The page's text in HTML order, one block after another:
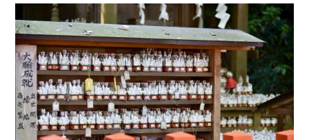
厄運的「茅之輪」和因為根系發達有利於結識姻緣的神木都非常有名。 向深
處前進，就到了「中津宮」，中津宮的前廣場是每年11月下旬到2月上旬在
江之島舉辦的燈光展「湘南的寶石」的會場之一。在夜間，莊嚴而美麗的神
社和閃閃發光的彩燈相映成輝，值得欣賞。 再深處便是「奧津宮」，這裡畫
著不論從哪個角度都像是瞪著我們的「八方怒視之龜」。